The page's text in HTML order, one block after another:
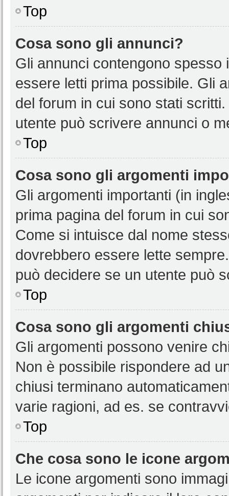
Top
Cosa sono gli annunci?
Gli annunci contengono
essere letti prima possibile. Gli
del forum in cui sono stati
utente può scrivere annunci o
Top
Cosa sono gli argomenti
Gli argomenti importanti (in
prima pagina del forum in cui
Come si intuisce dal nome
dovrebbero essere lette
può decidere se un utente può
Top
Cosa sono gli argomenti
Gli argomenti possono venire
Non è possibile rispondere ad
chiusi terminano
varie ragioni, ad es. se
Top
Che cosa sono le icone
Le icone argomenti sono